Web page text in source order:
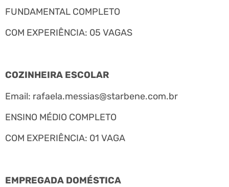
FUNDAMENTAL COMPLETO
COM EXPERIÊNCIA: 05 VAGAS
COZINHEIRA ESCOLAR
Email: rafaela.messias@starbene.com.br
ENSINO MÉDIO COMPLETO
COM EXPERIÊNCIA: 01 VAGA
EMPREGADA DOMÉSTICA